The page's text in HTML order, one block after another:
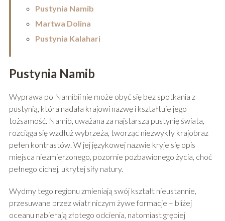
Pustynia Namib
Martwa Dolina
Pustynia Kalahari
Pustynia Namib
Wyprawa po Namibii nie może obyć się bez spotkania z
pustynią, która nadała krajowi nazwę i kształtuje jego
tożsamość. Namib, uważana za najstarszą pustynię świata,
rozciąga się wzdłuż wybrzeża, tworząc niezwykły krajobraz
pełen kontrastów. W jej językowej nazwie kryje się opis
miejsca niezmierzonego, pozornie pozbawionego życia, choć
pełnego cichej, ukrytej siły natury.
Wydmy tego regionu zmieniają swój kształt nieustannie,
przesuwane przez wiatr niczym żywe formacje – bliżej
oceanu nabierają złotego odcienia, natomiast głębiej